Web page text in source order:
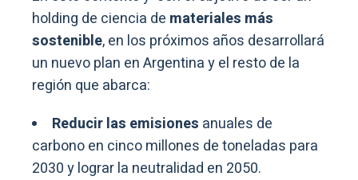
holding de ciencia de materiales más
sostenible, en los próximos años desarrollará
un nuevo plan en Argentina y el resto de la
región que abarca:
Reducir las emisiones anuales de
carbono en cinco millones de toneladas para
2030 y lograr la neutralidad en 2050.